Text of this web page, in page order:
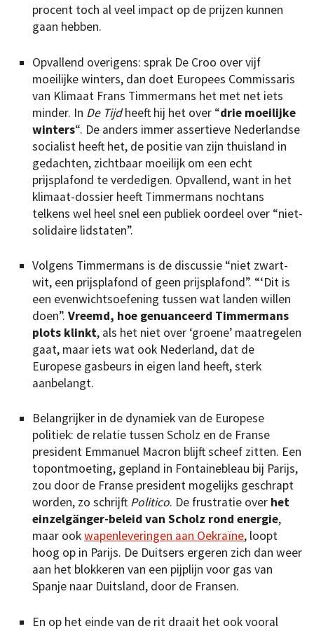
procent toch al veel impact op de prijzen kunnen
gaan hebben.
Opvallend overigens: sprak De Croo over vijf
moeilijke winters, dan doet Europees Commissaris
van Klimaat Frans Timmermans het met net iets
minder. In De Tijdheeft hij het over “drie moeilijke
winters“. De anders immer assertieve Nederlandse
socialist heeft het, de positie van zijn thuisland in
gedachten, zichtbaar moeilijk om een echt
prijsplafond te verdedigen. Opvallend, want in het
klimaat-dossier heeft Timmermans nochtans
telkens wel heel snel een publiek oordeel over “niet-
solidaire lidstaten”.
Volgens Timmermans is de discussie “niet zwart-
wit, een prijsplafond of geen prijsplafond”. “‘Dit is
een evenwichtsoefening tussen wat landen willen
doen”. Vreemd, hoe genuanceerd Timmermans
plots klinkt, als het niet over ‘groene’ maatregelen
gaat, maar iets wat ook Nederland, dat de
Europese gasbeurs in eigen land heeft, sterk
aanbelangt.
Belangrijker in de dynamiek van de Europese
politiek: de relatie tussen Scholz en de Franse
president Emmanuel Macron blijft scheef zitten. Een
topontmoeting, gepland in Fontainebleau bij Parijs,
zou door de Franse president mogelijks geschrapt
worden, zo schrijft Politico. De frustratie over het
einzelgänger-beleid van Scholz rond energie,
maar ookwapenleveringen aan Oekraïne, loopt
hoog op in Parijs. De Duitsers ergeren zich dan weer
aan het blokkeren van een pijplijn voor gas van
Spanje naar Duitsland, door de Fransen.
En op het einde van de rit draait het ook vooral